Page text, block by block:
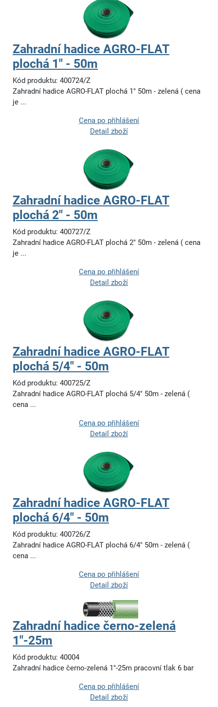
Zahradní hadice AGRO-FLAT
plochá 1" - 50m
Kód produktu: 400724/Z
Zahradní hadice AGRO-FLAT plochá 1" 50m - zelená ( cena
je ...
Cena po přihlášení
Detail zboží
Zahradní hadice AGRO-FLAT
plochá 2" - 50m
Kód produktu: 400727/Z
Zahradní hadice AGRO-FLAT plochá 2" 50m - zelená ( cena
je ...
Cena po přihlášení
Detail zboží
Zahradní hadice AGRO-FLAT
plochá 5/4" - 50m
Kód produktu: 400725/Z
Zahradní hadice AGRO-FLAT plochá 5/4" 50m - zelená (
cena ...
Cena po přihlášení
Detail zboží
Zahradní hadice AGRO-FLAT
plochá 6/4" - 50m
Kód produktu: 400726/Z
Zahradní hadice AGRO-FLAT plochá 6/4" 50m - zelená (
cena ...
Cena po přihlášení
Detail zboží
Zahradní hadice černo-zelená
1"-25m
Kód produktu: 40004
Zahradní hadice černo-zelená 1"-25m pracovní tlak 6 bar
Cena po přihlášení
Detail zboží